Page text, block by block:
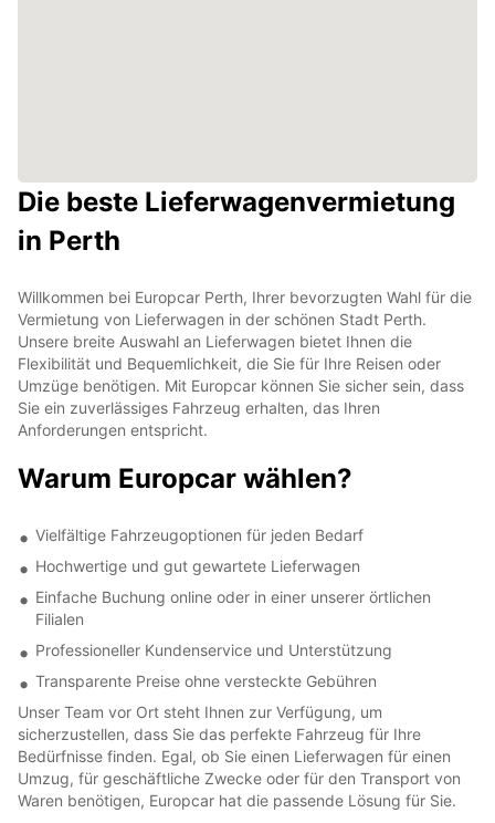
Die beste Lieferwagenvermietung
in Perth
Willkommen bei Europcar Perth, Ihrer bevorzugten Wahl für die
Vermietung von Lieferwagen in der schönen Stadt Perth.
Unsere breite Auswahl an Lieferwagen bietet Ihnen die
Flexibilität und Bequemlichkeit, die Sie für Ihre Reisen oder
Umzüge benötigen. Mit Europcar können Sie sicher sein, dass
Sie ein zuverlässiges Fahrzeug erhalten, das Ihren
Anforderungen entspricht.
Warum Europcar wählen?
Vielfältige Fahrzeugoptionen für jeden Bedarf
Hochwertige und gut gewartete Lieferwagen
Einfache Buchung online oder in einer unserer örtlichen
Filialen
Professioneller Kundenservice und Unterstützung
Transparente Preise ohne versteckte Gebühren
Unser Team vor Ort steht Ihnen zur Verfügung, um
sicherzustellen, dass Sie das perfekte Fahrzeug für Ihre
Bedürfnisse finden. Egal, ob Sie einen Lieferwagen für einen
Umzug, für geschäftliche Zwecke oder für den Transport von
Waren benötigen, Europcar hat die passende Lösung für Sie.